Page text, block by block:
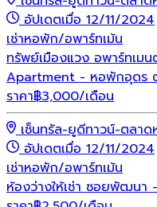
อัปเดตเมื่อ 12/11/2024
เช่าหอพัก/อพาร์ทเม้น
ทรัพย์เมืองแวง อพาร์ทเม
Apartment - หอพักอุดร
ราคา฿3,000/เดือน
เซ็นทรัล-ยูดีทาวน์-ตลา
อัปเดตเมื่อ 12/11/2024
เช่าหอพัก/อพาร์ทเม้น
ห้องว่างให้เช่า ซอยพัฒน